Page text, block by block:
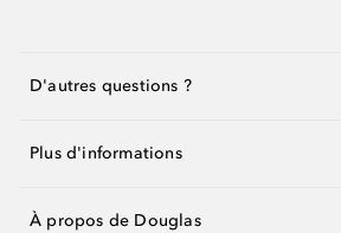
D'autres questions ?
Plus d'informations
À propos de Douglas